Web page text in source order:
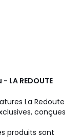
REDOUTE
La Redoute
conçues
produits sont